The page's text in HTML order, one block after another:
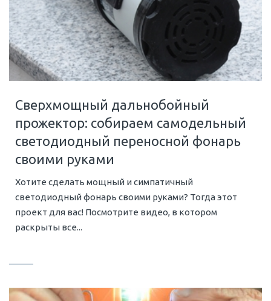
Сверхмощный дальнобойный
прожектор: собираем самодельный
светодиодный переносной фонарь
своими руками
Хотите сделать мощный и симпатичный
светодиодный фонарь своими руками? Тогда этот
проект для вас! Посмотрите видео, в котором
раскрыты все...